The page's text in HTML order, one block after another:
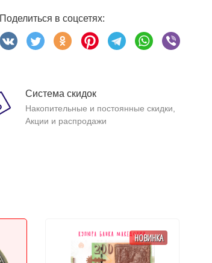
Поделиться в соцсетях:
Система скидок
Накопительные и постоянные скидки,
Акции и распродажи
НОВИНКА